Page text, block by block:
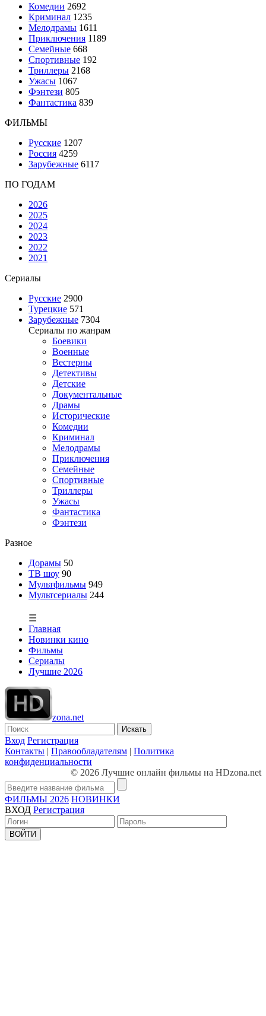
Комедии 2692
Криминал 1235
Мелодрамы 1611
Приключения 1189
Семейные 668
Спортивные 192
Триллеры 2168
Ужасы 1067
Фэнтези 805
Фантастика 839
ФИЛЬМЫ
Русские 1207
Россия 4259
Зарубежные 6117
ПО ГОДАМ
2026
2025
2024
2023
2022
2021
Сериалы
Русские 2900
Турецкие 571
Зарубежные 7304
Сериалы по жанрам
Боевики
Военные
Вестерны
Детективы
Детские
Документальные
Драмы
Исторические
Комедии
Криминал
Мелодрамы
Приключения
Семейные
Спортивные
Триллеры
Ужасы
Фантастика
Фэнтези
Разное
Дорамы 50
ТВ шоу 90
Мультфильмы 949
Мультсериалы 244
☰
Главная
Новинки кино
Фильмы
Сериалы
Лучшие 2026
zona.net
Искать
Вход Регистрация
Контакты | Правообладателям | Политика
конфиденциальности
© 2026 Лучшие онлайн фильмы на HDzona.net
ФИЛЬМЫ 2026 НОВИНКИ
ВХОД Регистрация